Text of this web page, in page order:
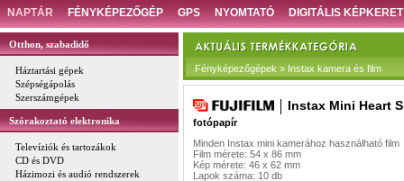
NAPTÁR FÉNYKÉPEZŐGÉP GPS NYOMTATÓ DIGITÁLIS KÉPKERET
Otthon, szabadidő
Háztartási gépek
Szépségápolás
Szerszámgépek
Szórakoztató elektronika
Televíziók és tartozákok
CD és DVD
Házimozi és audió rendszerek
Fényképezőgépek » Instax kamera és film
Instax Mini Heart
fotópapír
Minden Instax mini kamerához használható film
Film mérete: 54 x 86 mm
Kép mérete: 46 x 62 mm
Lapok száma: 10 db